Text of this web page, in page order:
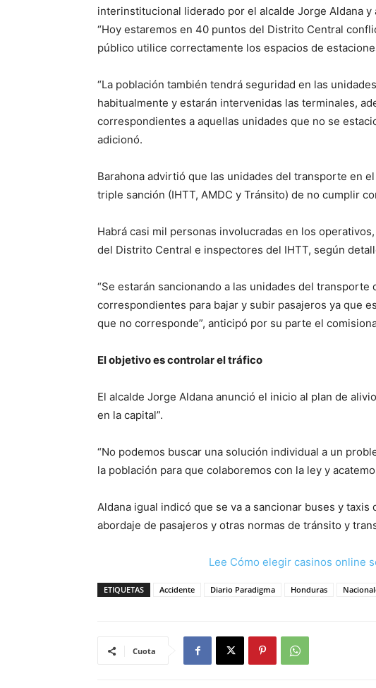
interinstitucional liderado por el alcalde Jorge Aldana
“Hoy estaremos en 40 puntos del Distrito Central
público utilice correctamente los espacios de
“La población también tendrá seguridad en las
habitualmente y estarán intervenidas las terminales,
correspondientes a aquellas unidades que no se
adicionó.
Barahona advirtió que las unidades del transporte en
triple sanción (IHTT, AMDC y Tránsito) de no cumplir
Habrá casi mil personas involucradas en los
del Distrito Central e inspectores del IHTT, según
“Se estarán sancionando a las unidades del transporte
correspondientes para bajar y subir pasajeros ya que
que no corresponde”, anticipó por su parte el
Elobjetivo es controlar el tráfico
El alcalde Jorge Aldana anunció el inicio al plan de
en la capital”.
“No podemos buscar una solución individual a un
la población para que colaboremos con la ley y
Aldana igual indicó que se va a sancionar buses y
abordaje de pasajeros y otras normas de tránsito y
Lee Cómo elegir casinos online
ETIQUETAS Accidente Diario Paradigma Honduras
Cuota